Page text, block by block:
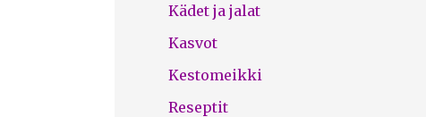
Kädet ja jalat
Kasvot
Kestomeikki
Reseptit